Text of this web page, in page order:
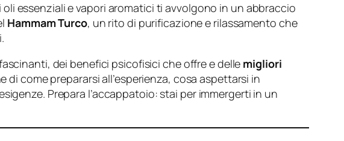
essenziali e vapori aromatici ti avvolgono in un abbraccio
Hammam Turco, un rito di purificazione e rilassamento che
dei benefici psicofisici che offre e delle migliori
come prepararsi all’esperienza, cosa aspettarsi in
Prepara l’accappatoio: stai per immergerti in un